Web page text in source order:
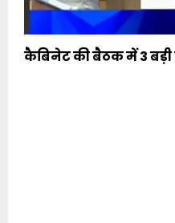
कैबिनेट की बैठक में 3